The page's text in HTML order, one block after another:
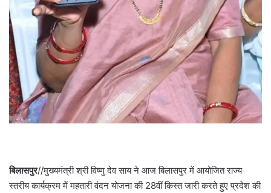
बिलासपुर//मुख्यमंत्री श्री विष्णु देव साय ने आज बिलासपुर में आयोजित राज्य
स्तरीय कार्यक्रम में महतारी वंदन योजना की 28वीं किस्त जारी करते हुए प्रदेश की